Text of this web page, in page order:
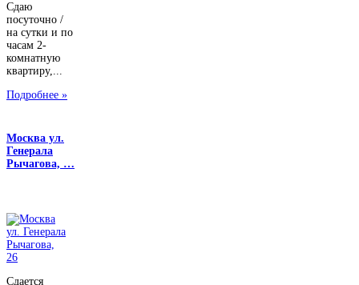
Сдаю
посуточно /
на сутки и по
часам 2-
комнатную
квартиру,...
Подробнее »
Москва ул.
Генерала
Рычагова, …
Сдается